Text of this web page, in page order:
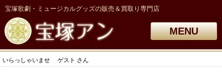
宝塚歌劇・ミュージカルグッズの販売＆買取り専門店
MENU
いらっしゃいませ ゲスト さん